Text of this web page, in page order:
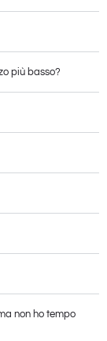
più basso?
non ho tempo